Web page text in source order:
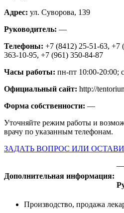
Адрес: ул. Суворова, 139
Руководитель: —
Телефоны: +7 (8412) 25-51-63, +7
363-10-95, +7 (961) 350-84-87
Часы работы: пн-пт 10:00-20:00;
Официальный сайт: http://
Форма собственности: —
Уточняйте режим работы и
врачу по указанным телефонам.
ЗАДАТЬ ВОПРОС ИЛИ
Дополнительная информация:
—
Производство, продажа